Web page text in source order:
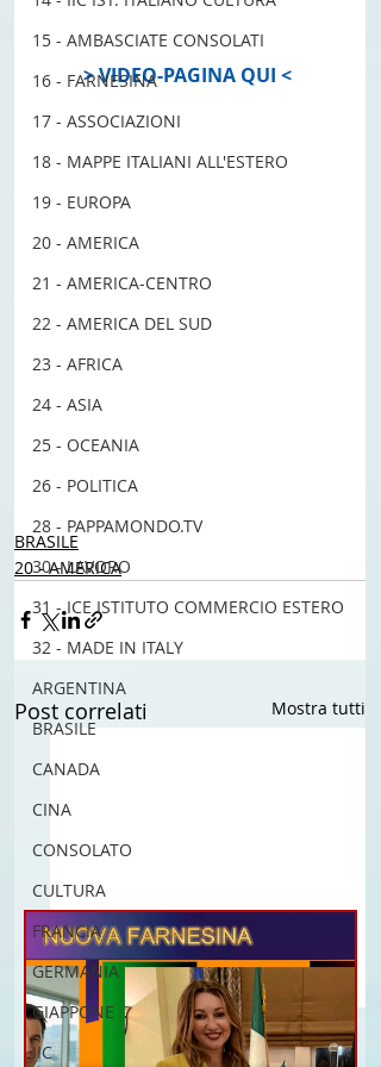
15 - AMBASCIATE CONSOLATI
16 - FARNESINA
17 - ASSOCIAZIONI
18 - MAPPE ITALIANI ALL'ESTERO
19 - EUROPA
20 - AMERICA
21 - AMERICA-CENTRO
22 - AMERICA DEL SUD
23 - AFRICA
24 - ASIA
25 - OCEANIA
26 - POLITICA
28 - PAPPAMONDO.TV
30 - LAVORO
31 - ICE ISTITUTO COMMERCIO ESTERO
32 - MADE IN ITALY
ARGENTINA
BRASILE
CANADA
CINA
CONSOLATO
CULTURA
FRANCIA
GERMANIA
GIAPPONE
IIC
#ASKmovimentoAIRE
> VIDEO-PAGINA QUI <
#america
#emigrare
#italianimondo
#mondoitaliani
BRASILE
20 - AMERICA
Post correlati Mostra tutti